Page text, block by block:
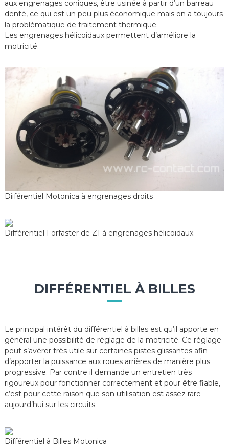
aux engrenages coniques, être usinée à partir d’un barreau
denté, ce qui est un peu plus économique mais on a toujours
la problématique de traitement thermique.
Les engrenages hélicoidaux permettent d’améliore la
motricité.
Diiférentiel Motonica à engrenages droits
Différentiel Forfaster de Z1 à engrenages hélicoïdaux
DIFFÉRENTIEL À BILLES
Le principal intérêt du différentiel à billes est qu’il apporte en
général une possibilité de réglage de la motricité. Ce réglage
peut s’avérer très utile sur certaines pistes glissantes afin
d’apporter la puissance aux roues arrières de manière plus
progressive. Par contre il demande un entretien très
rigoureux pour fonctionner correctement et pour être fiable,
c’est pour cette raison que son utilisation est assez rare
aujourd’hui sur les circuits.
Différentiel à Billes Motonica